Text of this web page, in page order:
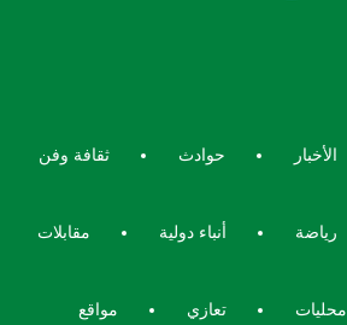
الأخبار حوادث ثقافة وفن
رياضة أنباء دولية مقابلات
محليات تعازي مواقع